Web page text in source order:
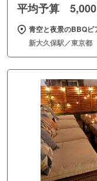
平均予算
青空と夜景のBBQ
新大久保駅／東京都